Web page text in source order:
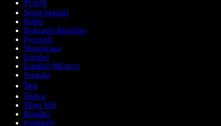
한국어
Norsk bokmål
Polski
Português Brasileiro
Русский
Українська
Español
Español (México)
Svenska
ไทย
Türkçe
Tiếng Việt
Română
Português